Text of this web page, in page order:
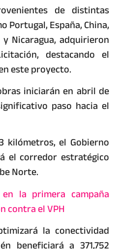
de distintas
Portugal, España, China,
Nicaragua, adquirieron
destacando el
este proyecto.
iniciarán en abril de
paso hacia el
kilómetros, el Gobierno
el corredor estratégico
Norte.
la primera campaña
contra el VPH
la conectividad
beneficiará a 371,752